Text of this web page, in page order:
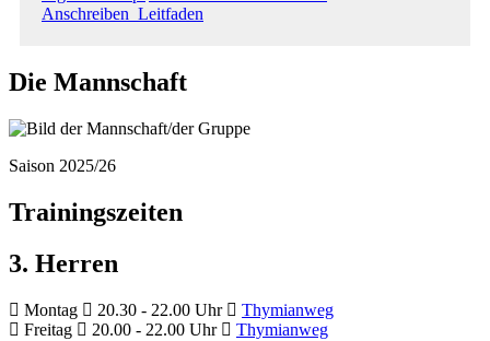
Anschreiben_Leitfaden
Die Mannschaft
Saison 2025/26
Trainingszeiten
3. Herren
Montag 20.30 - 22.00 Uhr
Thymianweg
Freitag
20.00 - 22.00 Uhr Thymianweg